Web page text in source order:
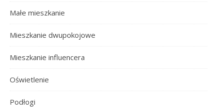
Małe mieszkanie
Mieszkanie dwupokojowe
Mieszkanie influencera
Oświetlenie
Podłogi